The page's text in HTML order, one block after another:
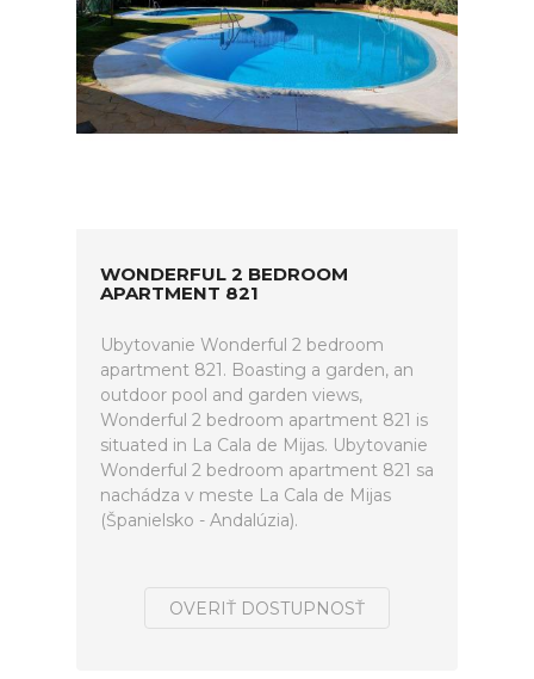
WONDERFUL 2 BEDROOM
APARTMENT 821
Ubytovanie Wonderful 2 bedroom
apartment 821. Boasting a garden, an
outdoor pool and garden views,
Wonderful 2 bedroom apartment 821 is
situated in La Cala de Mijas. Ubytovanie
Wonderful 2 bedroom apartment 821 sa
nachádza v meste La Cala de Mijas
(Španielsko - Andalúzia).
OVERIŤ DOSTUPNOSŤ